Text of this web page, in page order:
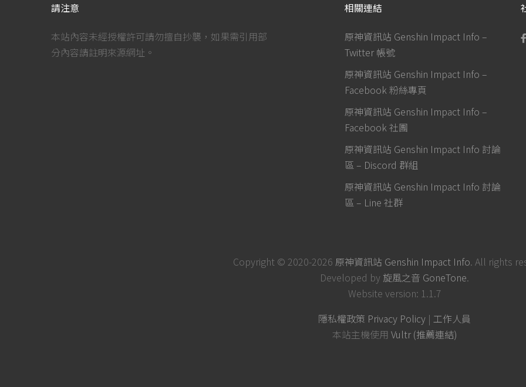
請注意
本站內容未經授權許可請勿擅自抄襲，如果需引用部
分內容請註明來源網址。
相關連結
原神資訊站 Genshin Impact Info –
Twitter 帳號
原神資訊站 Genshin Impact Info –
Facebook 粉絲專頁
原神資訊站 Genshin Impact Info –
Facebook 社團
原神資訊站 Genshin Impact Info 討論
區 – Discord 群組
原神資訊站 Genshin Impact Info 討論
區 – Line 社群
Copyright © 2020-2026 原神資訊站 Genshin Impact Info. All rights
Developed by 旋風之音 GoneTone.
Website version: 1.1.7
隱私權政策 Privacy Policy | 工作人員
本站主機使用 Vultr (推薦連結)